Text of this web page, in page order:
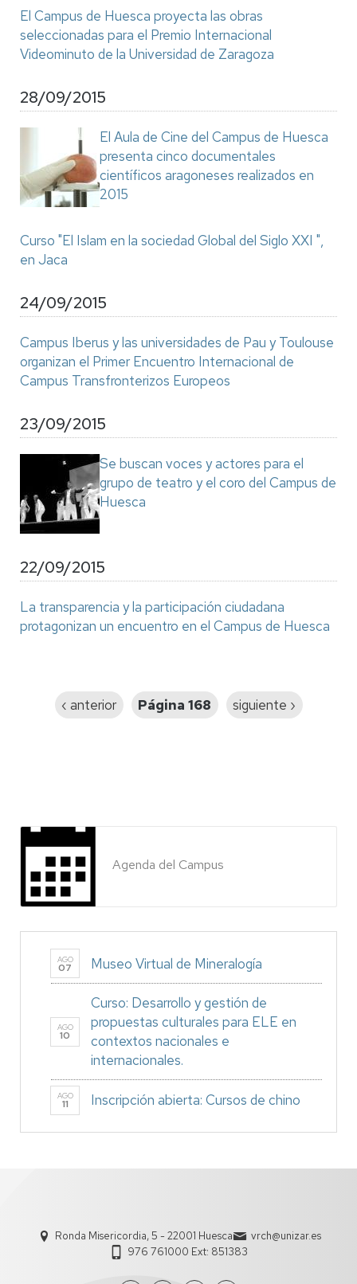
El Campus de Huesca proyecta las obras
seleccionadas para el Premio Internacional
Videominuto de la Universidad de Zaragoza
28/09/2015
El Aula de Cine del Campus de Huesca
presenta cinco documentales
científicos aragoneses realizados en
2015
Curso "El Islam en la sociedad Global del Siglo XXI ",
en Jaca
24/09/2015
Campus Iberus y las universidades de Pau y Toulouse
organizan el Primer Encuentro Internacional de
Campus Transfronterizos Europeos
23/09/2015
Se buscan voces y actores para el
grupo de teatro y el coro del Campus de
Huesca
22/09/2015
La transparencia y la participación ciudadana
protagonizan un encuentro en el Campus de Huesca
Página
‹ anterior Página 168
Siguiente
siguiente ›
Agenda del Campus
AGO
07 Museo Virtual de Mineralogía
AGO
10
Curso: Desarrollo y gestión de
propuestas culturales para ELE en
contextos nacionales e
internacionales.
AGO
11 Inscripción abierta: Cursos de chino
Ronda Misericordia, 5 - 22001 Huesca
vrch@unizar.es
976 761000 Ext: 851383